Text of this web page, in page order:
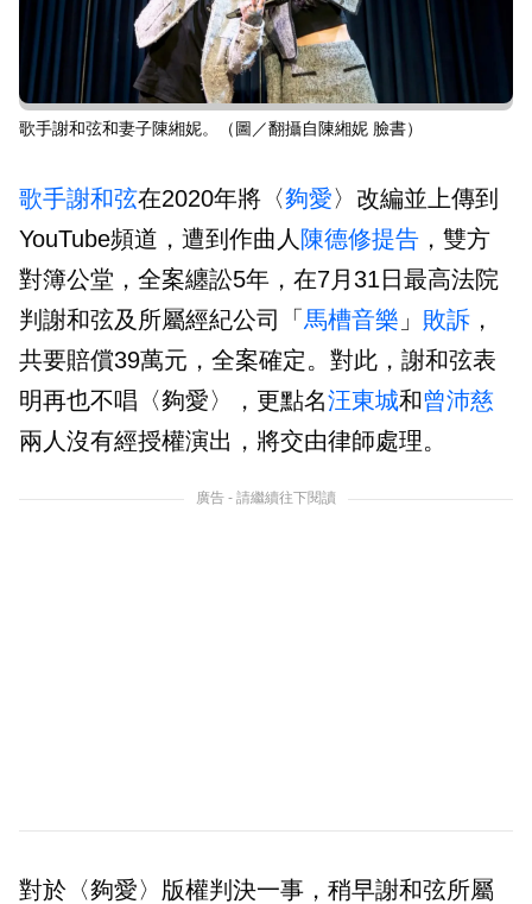
歌手謝和弦和妻子陳緗妮。（圖／翻攝自陳緗妮 臉書）
歌手謝和弦在2020年將〈夠愛〉改編並上傳到
YouTube頻道，遭到作曲人 陳德修提告 ，雙方
對簿公堂，全案纏訟5年，在7月31日最高法院
判謝和弦及所屬經紀公司「 馬槽音樂 」 敗訴 ，
共要賠償39萬元，全案確定。對此，謝和弦表
明再也不唱〈夠愛〉，更點名汪東城和曾沛慈
兩人沒有經授權演出，將交由律師處理。
廣告 - 請繼續往下閱讀
對於〈夠愛〉版權判決一事，稍早謝和弦所屬